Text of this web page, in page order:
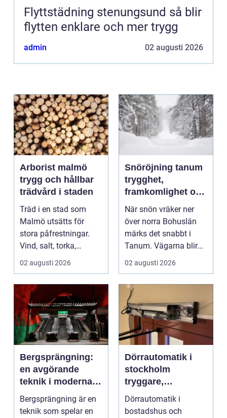
Flyttstädning stenungsund så blir
flytten enklare och mer trygg
admin 02 augusti 2026
Arborist malmö
trygg och hållbar
trädvård i staden
Träd i en stad som
Malmö utsätts för
stora påfrestningar.
Vind, salt, torka,
markarbeten och
byggpro...
02 augusti 2026
Snöröjning tanum
trygghet,
framkomlighet och
mindre stress i
vintern
När snön vräker ner
över norra Bohuslän
märks det snabbt i
Tanum. Vägarna blir
smalare, parkeringar ...
02 augusti 2026
Bergsprängning:
en avgörande
teknik i moderna
byggprojekt
Bergsprängning är en
teknik som spelar en
Dörrautomatik i
stockholm
tryggare,
smidigare och mer
tillgängliga entréer
Dörrautomatik i
bostadshus och